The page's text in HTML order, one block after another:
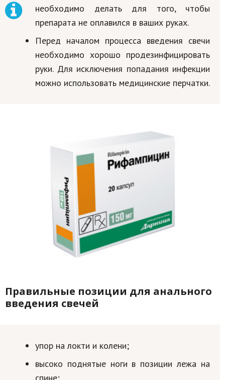
необходимо делать для того, чтобы
препарата не оплавился в ваших руках.
Перед началом процесса введения свечи
необходимо хорошо продезинфицировать
руки. Для исключения попадания инфекции
можно использовать медицинские перчатки.
Правильные позиции для анального
введения свечей
упор на локти и колени;
высоко поднятые ноги в позиции лежа на